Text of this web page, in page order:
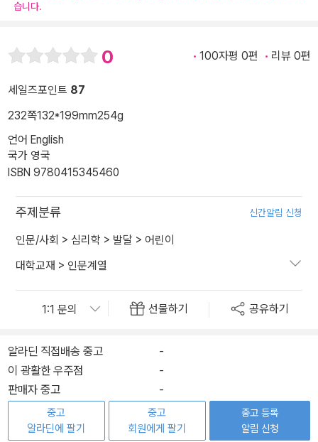
습니다.
0 100자평 0편 리뷰 0편
세일즈포인트 87
232쪽132*199mm254g
언어 English
국가 영국
ISBN 9780415345460
주제분류 신간알림 신청
인문/사회 > 심리학 > 발달 > 어린이
대학교재 > 인문계열
선물하기 공유하기
알라딘 직접배송 중고
-
이 광활한 우주점
-
판매자 중고
-
중고
알라딘에 팔기
중고
회원에게 팔기
중고 등록
알림 신청